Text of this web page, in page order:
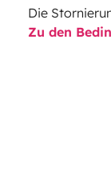
Die
Zu den